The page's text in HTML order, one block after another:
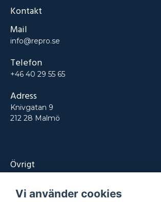
Kontakt
Mail
info@repro.se
Telefon
+46 40 29 55 65
Adress
Knivgatan 9
212 28 Malmö
Övrigt
Vi använder cookies